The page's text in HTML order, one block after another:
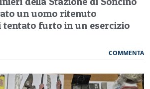
un uomo ritenuto
tentato furto in un esercizio
COMMENTA